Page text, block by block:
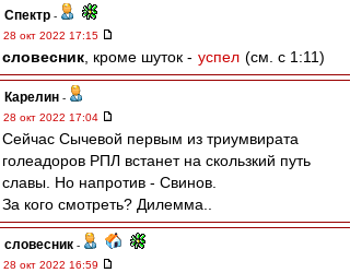
Спектр -
28 окт 2022 17:15
словесник , кроме шуток - успел (см. с 1:11)
Карелин -
28 окт 2022 17:04
Сейчас Сычевой первым из триумвирата
голеадоров РПЛ встанет на скользкий путь
славы. Но напротив - Свинов.
За кого смотреть? Дилемма..
словесник -
28 окт 2022 16:59